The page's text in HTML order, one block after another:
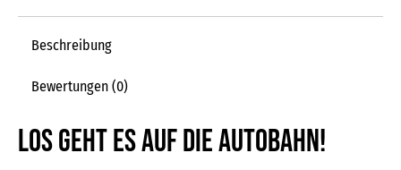
Beschreibung
Bewertungen (0)
Los geht es auf die Autobahn!